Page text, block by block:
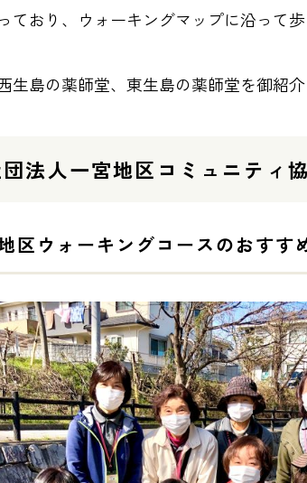
ており、ウォーキングマップに沿って
生島の薬師堂、東生島の薬師堂を御紹介
法人一宮地区コミュニティ
区ウォーキングコースのおすす